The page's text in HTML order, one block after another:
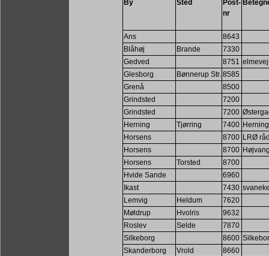
By Sted
Post-
nr
Ans
8643
Blåhøj
Brande
7330
Gedved
8751 elmevej
Glesborg
Bønnerup Str. 8585
Grenå
8500
Grindsted
7200
Grindsted
7200
Herning
Tjørring 7400
Horsens
8700 LRØ
Horsens
8700
Horsens
Torsted
8700
Hvide Sande
6960
Ikast
7430
Lemvig
Heldum
7620
Møldrup
Hvolris
9632
Roslev
Selde
7870
Silkeborg
8600
Skanderborg
Vrold
8660